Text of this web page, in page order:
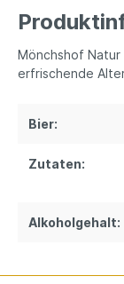
Mönchshof
erfrischende
Bier:
Zutaten:
Alkoholgehalt: